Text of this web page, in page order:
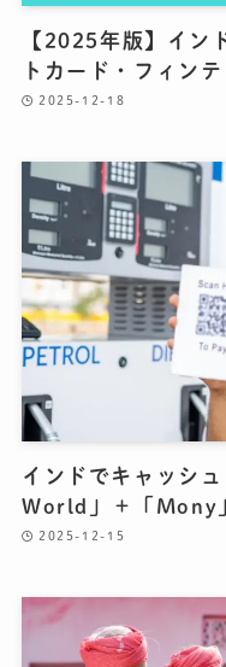
【2025年版】イン
トカード・フィンテ
2025-12-18
インドでキャッシ
World」＋「Mony
2025-12-15